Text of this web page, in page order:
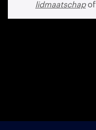
lidmaatschapof